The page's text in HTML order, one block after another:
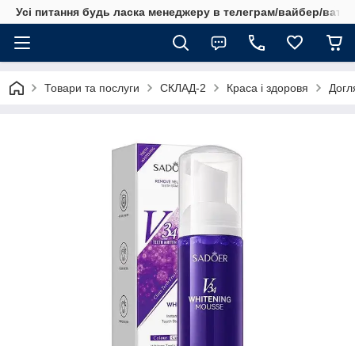
Усі питання будь ласка менеджеру в телеграм/вайбер/
Товари та послуги СКЛАД-2 Краса і здоровя